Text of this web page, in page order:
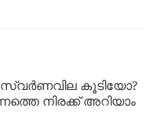
സ്വര്‍ണവില കൂടിയോ?
നിരക്ക് അറിയാം